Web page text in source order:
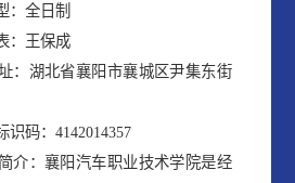
：全日制
：王保成
：湖北省襄阳市襄城区尹集东街
识码：4142014357
介：襄阳汽车职业技术学院是经